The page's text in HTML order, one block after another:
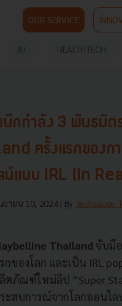
OUR SERVICE
AI HEALTHTECH
กกำลัง 3 พันธมิ
ครั้งแรกของก
น์แบบ IRL (In
ยายน 10, 2024 | By Techsauce
Thailand จับมือ
กของโลก และเป็น IRL
ตภัณฑ์ใหม่ลิป “Super
ะสบการณ์จากโลกออนไ